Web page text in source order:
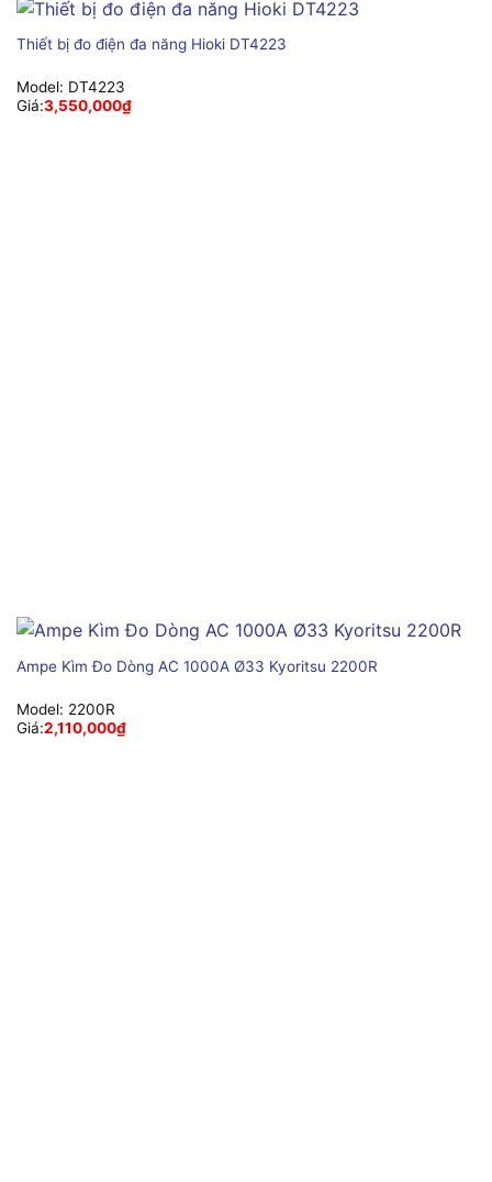
Thiết bị đo điện đa năng Hioki DT4223
Model: DT4223
Giá:3,550,000₫
Ampe Kìm Đo Dòng AC 1000A Ø33 Kyoritsu 2200R
Model: 2200R
Giá:2,110,000₫